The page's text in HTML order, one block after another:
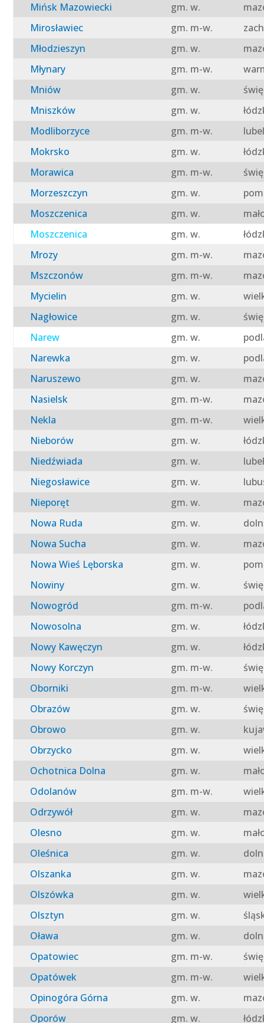
Mińsk Mazowiecki
gm. w.
Mirosławiec
gm. m-w.
Młodzieszyn
gm. w.
Młynary
gm. m-w.
Mniów
gm. w.
Mniszków
gm. w.
Modliborzyce
gm. m-w.
Mokrsko
gm. w.
Morawica
gm. m-w.
Morzeszczyn
gm. w.
Moszczenica
gm. w.
Moszczenica
gm. w.
Mrozy
gm. m-w.
Mszczonów
gm. m-w.
Mycielin
gm. w.
Nagłowice
gm. w.
Narew
gm. w.
Narewka
gm. w.
Naruszewo
gm. w.
Nasielsk
gm. m-w.
Nekla
gm. m-w.
Nieborów
gm. w.
Niedźwiada
gm. w.
Niegosławice
gm. w.
Nieporęt
gm. w.
Nowa Ruda
gm. w.
Nowa Sucha
gm. w.
Nowa Wieś Lęborska
gm. w.
Nowiny
gm. w.
Nowogród
gm. m-w.
Nowosolna
gm. w.
Nowy Kawęczyn
gm. w.
Nowy Korczyn
gm. m-w.
Oborniki
gm. m-w.
Obrazów
gm. w.
Obrowo
gm. w.
Obrzycko
gm. w.
Ochotnica Dolna
gm. w.
Odolanów
gm. m-w.
Odrzywół
gm. w.
Olesno
gm. w.
Oleśnica
gm. w.
Olszanka
gm. w.
Olszówka
gm. w.
Olsztyn
gm. w.
Oława
gm. w.
Opatowiec
gm. m-w.
Opatówek
gm. m-w.
Opinogóra Górna
gm. w.
Oporów
gm. w.